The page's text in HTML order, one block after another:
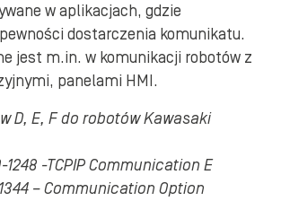
w aplikacjach, gdzie
dostarczenia komunikatu.
jest m.in. w komunikacji robotów z
panelami HMI.
D, E, F do robotów Kawasaki
-TCPIP Communication E
– Communication Option